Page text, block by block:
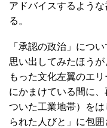
アドバイスするよう
る。
「承認の政治」につ
思い出してみたほう
もった文化左翼のエ
にかまけている間に
ついた工業地帯）を
られた人びと」に包